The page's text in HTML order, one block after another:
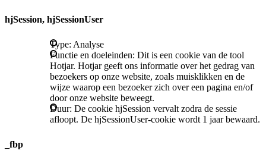
hjSession, hjSessionUser
Type: Analyse
Functie en doeleinden: Dit is een cookie van de tool
Hotjar. Hotjar geeft ons informatie over het gedrag van
bezoekers op onze website, zoals muisklikken en de
wijze waarop een bezoeker zich over een pagina en/of
door onze website beweegt.
Duur: De cookie hjSession vervalt zodra de sessie
afloopt. De hjSessionUser-cookie wordt 1 jaar bewaard.
_fbp